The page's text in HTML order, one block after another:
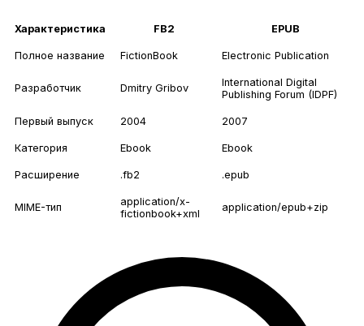
Характеристика FB2 EPUB
Полное название FictionBook Electronic Publication
Разработчик Dmitry Gribov
International Digital
Publishing Forum (IDPF)
Первый выпуск 2004 2007
Категория Ebook Ebook
Расширение .fb2 .epub
MIME-тип
application/x-
fictionbook+xml
application/epub+zip